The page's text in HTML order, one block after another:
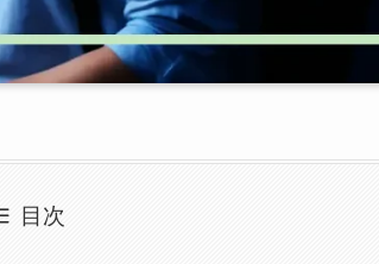
目次